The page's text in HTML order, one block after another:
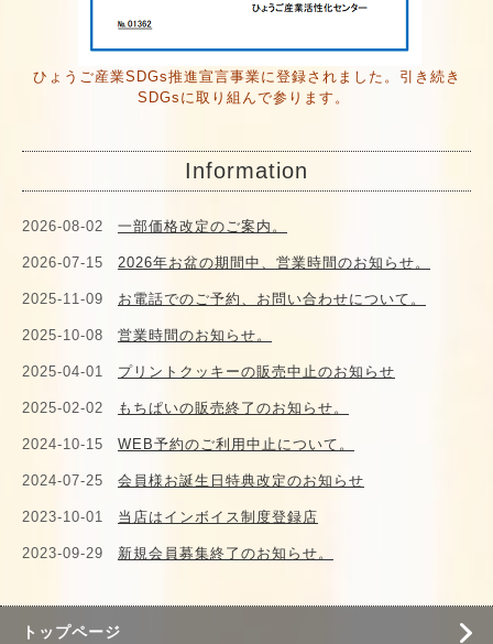
ひょうご産業SDGs推進宣言事業に登録されました。引き続き
SDGsに取り組んで参ります。
Information
2026-08-02 一部価格改定のご案内。
2026-07-15 2026年お盆の期間中、営業時間のお知らせ。
2025-11-09 お電話でのご予約、お問い合わせについて。
2025-10-08 営業時間のお知らせ。
2025-04-01 プリントクッキーの販売中止のお知らせ
2025-02-02 もちぱいの販売終了のお知らせ。
2024-10-15 WEB予約のご利用中止について。
2024-07-25 会員様お誕生日特典改定のお知らせ
2023-10-01 当店はインボイス制度登録店
2023-09-29 新規会員募集終了のお知らせ。
トップページ